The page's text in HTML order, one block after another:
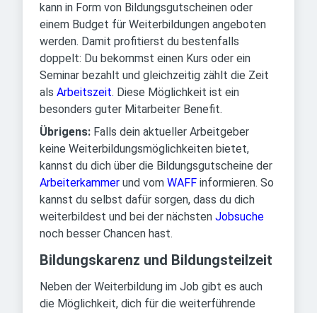
kann in Form von Bildungsgutscheinen oder
einem Budget für Weiterbildungen angeboten
werden. Damit profitierst du bestenfalls
doppelt: Du bekommst einen Kurs oder ein
Seminar bezahlt und gleichzeitig zählt die Zeit
als Arbeitszeit. Diese Möglichkeit ist ein
besonders guter Mitarbeiter Benefit.
Übrigens: Falls dein aktueller Arbeitgeber
keine Weiterbildungsmöglichkeiten bietet,
kannst du dich über die Bildungsgutscheine der
Arbeiterkammer und vom WAFF informieren. So
kannst du selbst dafür sorgen, dass du dich
weiterbildest und bei der nächsten Jobsuche
noch besser Chancen hast.
Bildungskarenz und Bildungsteilzeit
Neben der Weiterbildung im Job gibt es auch
die Möglichkeit, dich für die weiterführende